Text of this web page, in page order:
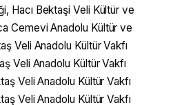
Hacı Bektaşi Veli Kültür ve
Cemevi Anadolu Kültür ve
Veli Anadolu Kültür Vakfı
Veli Anadolu Kültür Vakfı
Veli Anadolu Kültür Vakfı
Veli Anadolu Kültür Vakfı